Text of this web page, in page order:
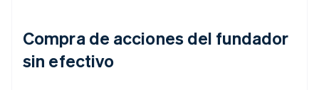
Compra de acciones del fundador
sin efectivo